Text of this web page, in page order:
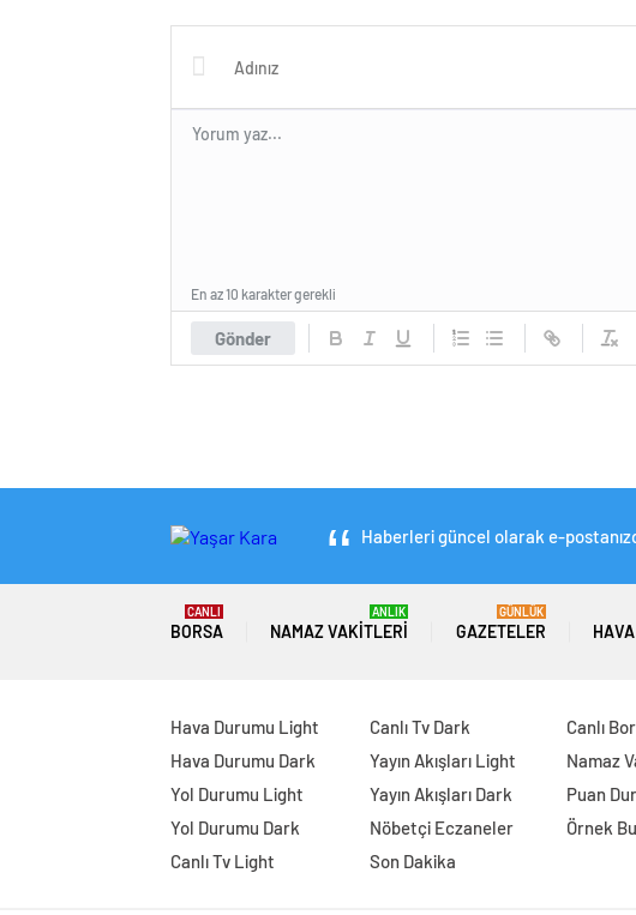
Gurur Kaynağımız Orgeneral Ali
ÇARDAKÇI Paşamız ve Adana
Valimiz Mustafa YAVUZ’un
ETKİN DEĞER “TÜRKEŞ
Gönder
En az 10 karakter gerekli
Haberleri güncel olarak e-
BORSA
CANLI
NAMAZ VAKITLERI
ANLIK
GAZETELER
GÜNLÜK
Hava Durumu Light
Hava Durumu Dark
Yol Durumu Light
Yol Durumu Dark
Canlı Tv Light
Canlı Tv Dark
Yayın Akışları Light
Yayın Akışları Dark
Nöbetçi Eczaneler
Son Dakika
Canlı
Namaz
Puan
Örnek